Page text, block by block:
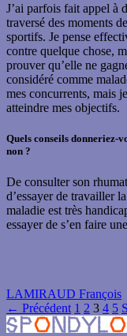
J’ai parfois fait appel à
traversé des moments
sportifs. Je pense
contre quelque chose,
prouver qu’elle ne
considéré comme
mes concurrents, mais
atteindre mes objectifs.
Quels conseils donneriez-
non ?
De consulter son
d’essayer de travailler
maladie est très
essayer de s’en faire
LAMIRAUD François
Navigation
des
← Précédent 1 2 3 4 5